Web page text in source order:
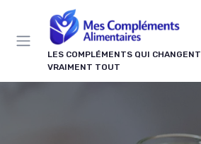
LES COMPLÉMENTS QUI CHANGENT
VRAIMENT TOUT
Panneau de gestion des cookies